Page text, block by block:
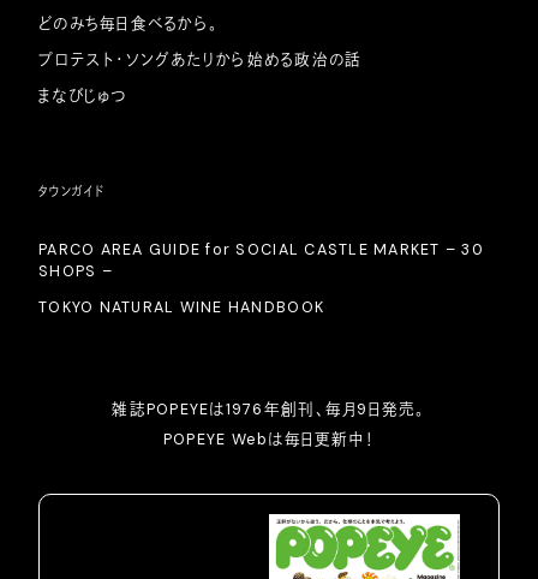
どのみち毎日食べるから。
プロテスト・ソングあたりから始める政治の話
まなびじゅつ
タウンガイド
PARCO AREA GUIDE for SOCIAL CASTLE MARKET – 30
SHOPS –
TOKYO NATURAL WINE HANDBOOK
雑誌POPEYEは1976年創刊、毎月9日発売。
POPEYE Webは毎日更新中！